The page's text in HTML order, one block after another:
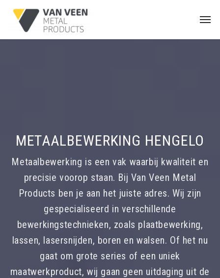
METAALBEWERKING HENGELO
Metaalbewerking is een vak waarbij kwaliteit en
precisie voorop staan. Bij Van Veen Metal
Products ben je aan het juiste adres. Wij zijn
gespecialiseerd in verschillende
bewerkingstechnieken, zoals plaatbewerking,
lassen, lasersnijden, boren en walsen. Of het nu
gaat om grote series of een uniek
maatwerkproduct, wij gaan geen uitdaging uit de